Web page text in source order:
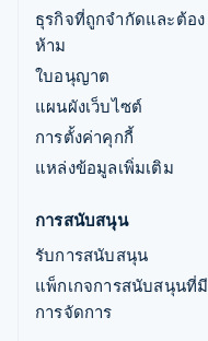
ธุรกิจที่ถูกจำกัดและต้อง
ห้าม
ใบอนุญาต
แผนผังเว็บไซต์
การตั้งค่าคุกกี้
แหล่งข้อมูลเพิ่มเติม
การสนับสนุน
รับการสนับสนุน
แพ็กเกจการสนับสนุนที่มี
การจัดการ